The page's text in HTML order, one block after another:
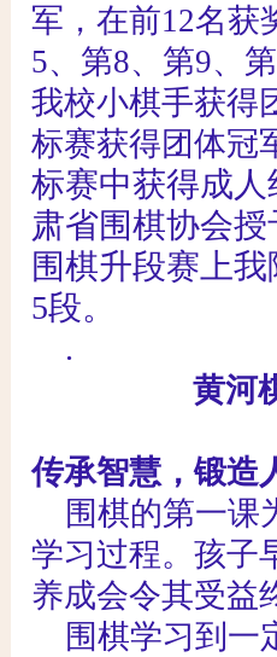
军，在前12名获
5、第8、第9、第
我校小棋手获得
标赛获得团体冠
标赛中获得成
肃省围棋协会
围棋升段赛上
5段。
.
黄河
传承智慧，锻造
围棋的第一课
学习过程。孩子
养成会令其受益
围棋学习到一